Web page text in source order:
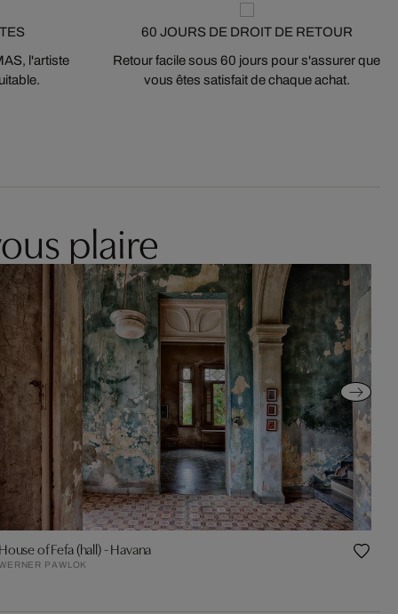
l'artiste
60 JOURS DE DROIT DE RETOUR
Retour facile sous 60 jours pour s'assurer que
vous êtes satisfait de chaque achat.
plaire
of Fefa (hall) - Havana
PAWLOK